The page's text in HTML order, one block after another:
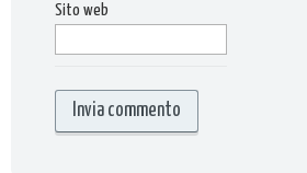
Sito web